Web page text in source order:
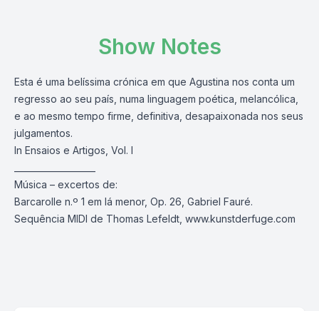
Show Notes
Esta é uma belíssima crónica em que Agustina nos conta um
regresso ao seu país, numa linguagem poética, melancólica,
e ao mesmo tempo firme, definitiva, desapaixonada nos seus
julgamentos.
In Ensaios e Artigos, Vol. I
Música – excertos de:
Barcarolle n.º 1 em lá menor, Op. 26, Gabriel Fauré.
Sequência MIDI de Thomas Lefeldt, www.kunstderfuge.com